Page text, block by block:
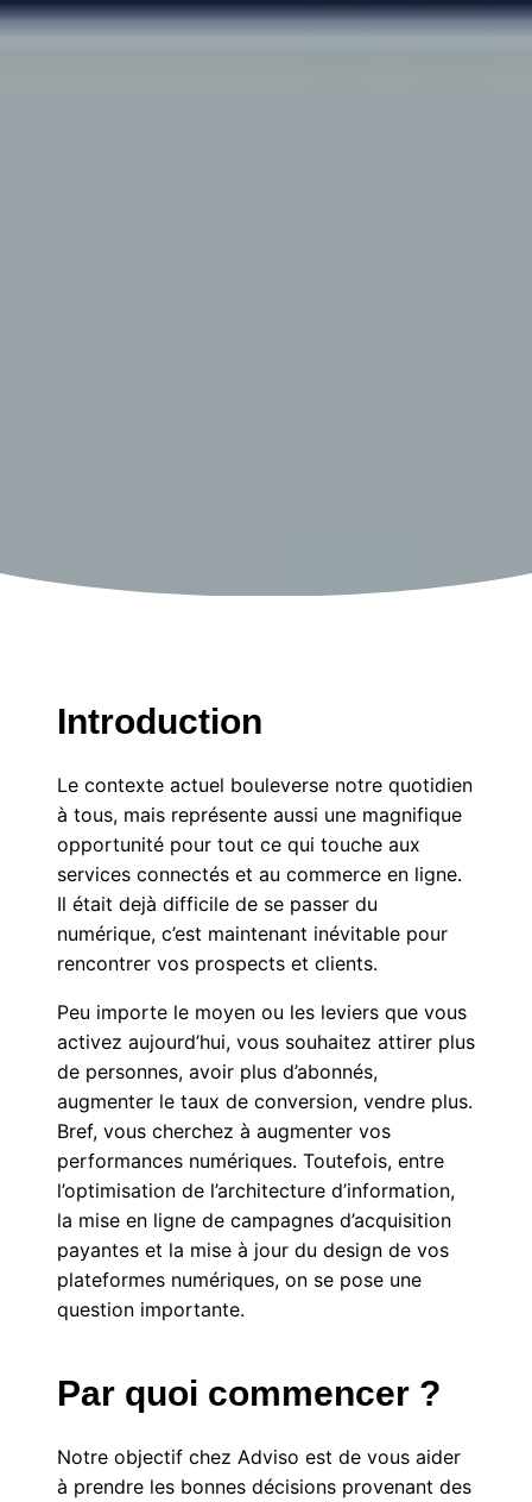
Introduction
Le contexte actuel bouleverse notre quotidien
à tous, mais représente aussi une magnifique
opportunité pour tout ce qui touche aux
services connectés et au commerce en ligne.
Il était dejà difficile de se passer du
numérique, c’est maintenant inévitable pour
rencontrer vos prospects et clients.
Peu importe le moyen ou les leviers que vous
activez aujourd’hui, vous souhaitez attirer plus
de personnes, avoir plus d’abonnés,
augmenter le taux de conversion, vendre plus.
Bref, vous cherchez à augmenter vos
performances numériques. Toutefois, entre
l’optimisation de l’architecture d’information,
la mise en ligne de campagnes d’acquisition
payantes et la mise à jour du design de vos
plateformes numériques, on se pose une
question importante.
Par quoi commencer ?
Notre objectif chez Adviso est de vous aider
à prendre les bonnes décisions provenant des